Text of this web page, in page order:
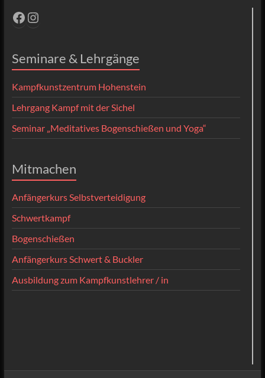
Facebook
Instagram
Seminare & Lehrgänge
Kampfkunstzentrum Hohenstein
Lehrgang Kampf mit der Sichel
Seminar „Meditatives Bogenschießen und Yoga“
Mitmachen
Anfängerkurs Selbstverteidigung
Schwertkampf
Bogenschießen
Anfängerkurs Schwert & Buckler
Ausbildung zum Kampfkunstlehrer / in